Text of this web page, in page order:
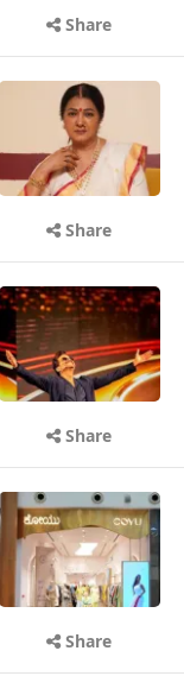
Share
Share
Share
Share